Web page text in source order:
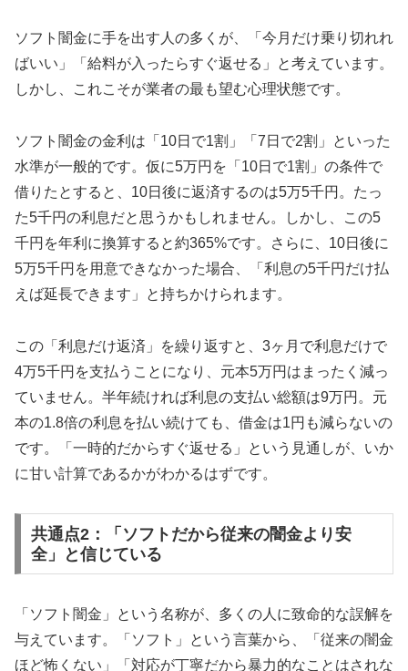
ソフト闇金に手を出す人の多くが、「今月だけ乗り切れれ
ばいい」「給料が入ったらすぐ返せる」と考えています。
しかし、これこそが業者の最も望む心理状態です。
ソフト闇金の金利は「10日で1割」「7日で2割」といった
水準が一般的です。仮に5万円を「10日で1割」の条件で
借りたとすると、10日後に返済するのは5万5千円。たっ
た5千円の利息だと思うかもしれません。しかし、この5
千円を年利に換算すると約365%です。さらに、10日後に
5万5千円を用意できなかった場合、「利息の5千円だけ払
えば延長できます」と持ちかけられます。
この「利息だけ返済」を繰り返すと、3ヶ月で利息だけで
4万5千円を支払うことになり、元本5万円はまったく減っ
ていません。半年続ければ利息の支払い総額は9万円。元
本の1.8倍の利息を払い続けても、借金は1円も減らないの
です。「一時的だからすぐ返せる」という見通しが、いか
に甘い計算であるかがわかるはずです。
共通点2：「ソフトだから従来の闇金より安
全」と信じている
「ソフト闇金」という名称が、多くの人に致命的な誤解を
与えています。「ソフト」という言葉から、「従来の闇金
ほど怖くない」「対応が丁寧だから暴力的なことはされな